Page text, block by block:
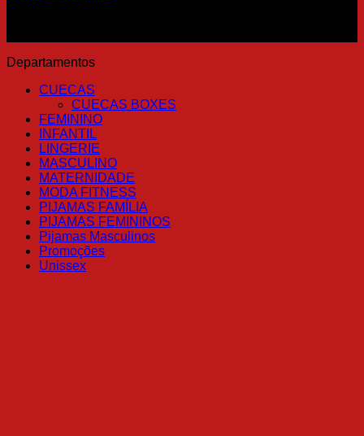
Departamentos
CUECAS
CUECAS BOXES
FEMININO
INFANTIL
LINGERIE
MASCULINO
MATERNIDADE
MODA FITNESS
PIJAMAS FAMÍLIA
PIJAMAS FEMININOS
Pijamas Masculinos
Promoções
Unissex